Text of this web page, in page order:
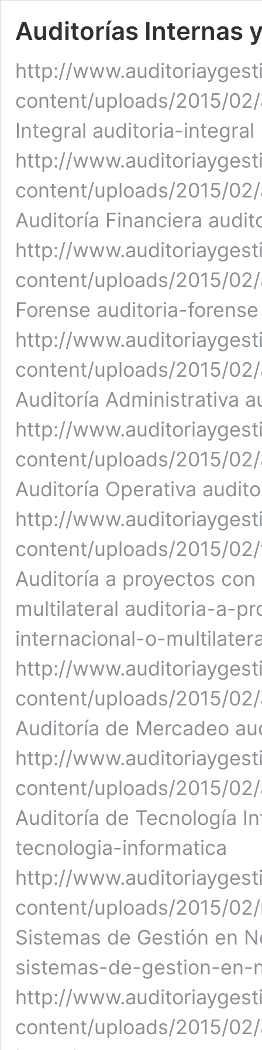
Auditorías Internas
http://
content/uploads/2015/
Integral auditoria-integral
http://
content/uploads/2015/
Auditoría Financiera
http://
content/uploads/2015/
Forense auditoria-forense
http://
content/uploads/2015/
Auditoría Administrativa
http://
content/uploads/2015/
Auditoría Operativa
http://
content/uploads/2015/
Auditoría a proyectos
multilateral auditoria-a-
internacional-o-
http://
content/uploads/2015/
Auditoría de Mercadeo
http://
content/uploads/2015/
Auditoría de Tecnología
tecnologia-informatica
http://
content/uploads/2015/
Sistemas de Gestión en
sistemas-de-gestion-en-
http://
content/uploads/2015/